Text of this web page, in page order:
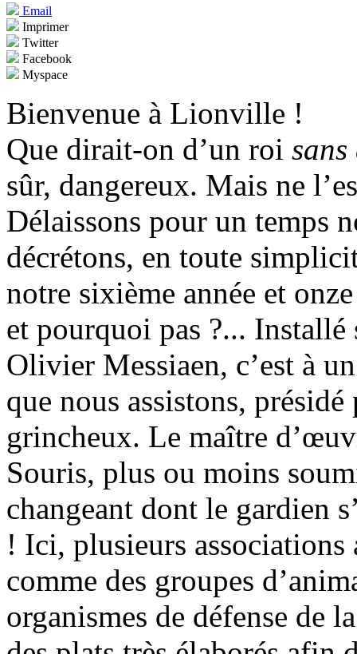
Email
Imprimer
Twitter
Facebook
Myspace
Bienvenue à Lionville !
Que dirait-on d’un roi
sûr, dangereux. Mais ne
Délaissons pour un temps
décrétons, en toute
notre sixième année et
et pourquoi pas ?...
Olivier Messiaen, c’est à
que nous assistons,
grincheux. Le maître
Souris, plus ou moins
changeant dont le gardien
! Ici, plusieurs
comme des groupes
organismes de défense de